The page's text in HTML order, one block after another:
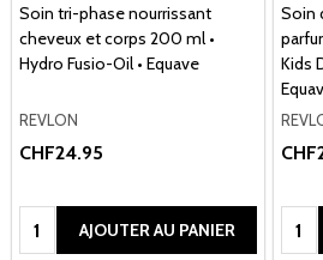
Soin tri-phase nourrissant
cheveux et corps 200 ml •
Hydro Fusio-Oil • Equave
REVLON
CHF24.95
Quantité:AJOUTER AU PANIER
Soin
Kids